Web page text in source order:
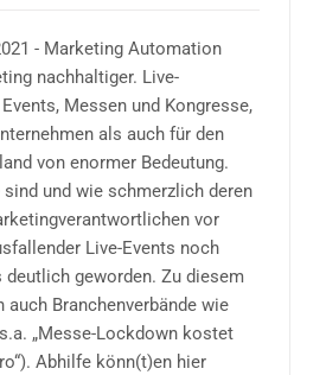
- Marketing Automation
nachhaltiger. Live-
Messen und Kongresse,
als auch für den
von enormer Bedeutung.
und wie schmerzlich deren
vor
Live-Events noch
deutlich geworden. Zu diesem
auch Branchenverbände wie
„Messe-Lockdown kostet
Abhilfe könn(t)en hier